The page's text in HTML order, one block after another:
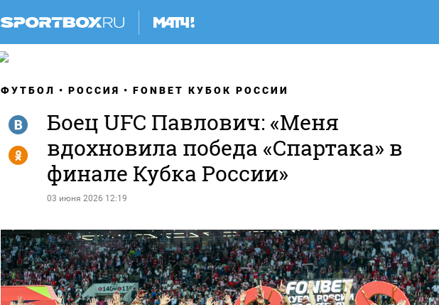
ФУТБОЛ РОССИЯ FONBET КУБОК РОССИИ
Боец UFC Павлович: «Меня
вдохновила победа «Спартака» в
финале Кубка России»
03 июня 2026 12:19
R
Y